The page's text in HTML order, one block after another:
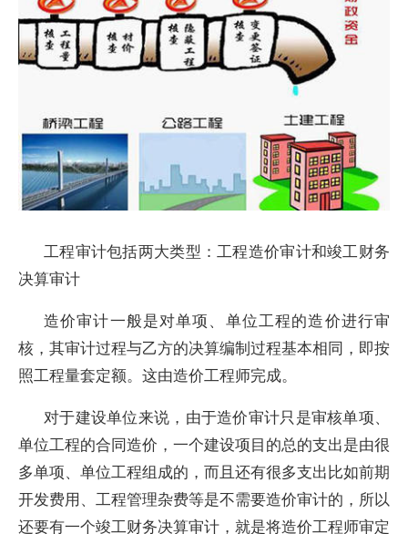
工程审计包括两大类型：工程造价审计和竣工财务
决算审计
造价审计一般是对单项、单位工程的造价进行审
核，其审计过程与乙方的决算编制过程基本相同，即按
照工程量套定额。这由造价工程师完成。
对于建设单位来说，由于造价审计只是审核单项、
单位工程的合同造价，一个建设项目的总的支出是由很
多单项、单位工程组成的，而且还有很多支出比如前期
开发费用、工程管理杂费等是不需要造价审计的，所以
还要有一个竣工财务决算审计，就是将造价工程师审定